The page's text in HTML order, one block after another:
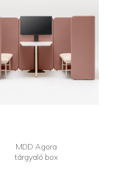
MDD Agora
tárgyaló box